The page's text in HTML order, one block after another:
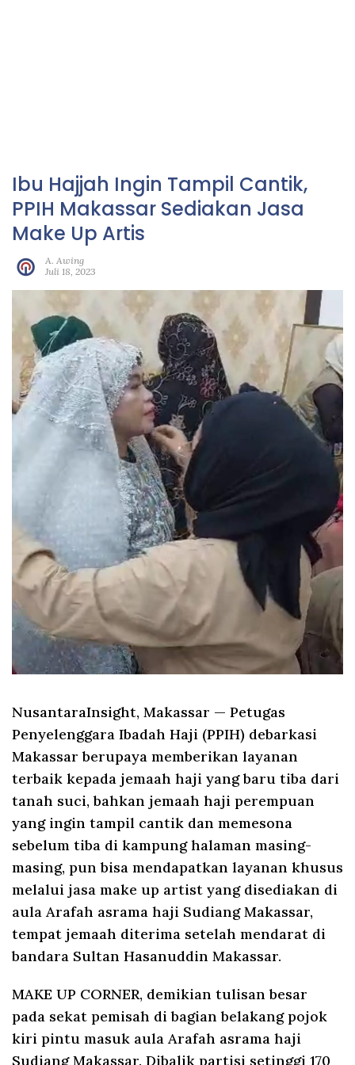
Ibu Hajjah Ingin Tampil Cantik,
PPIH Makassar Sediakan Jasa
Make Up Artis
A. Awing
Juli 18, 2023
NusantaraInsight, Makassar — Petugas
Penyelenggara Ibadah Haji (PPIH) debarkasi
Makassar berupaya memberikan layanan
terbaik kepada jemaah haji yang baru tiba dari
tanah suci, bahkan jemaah haji perempuan
yang ingin tampil cantik dan memesona
sebelum tiba di kampung halaman masing-
masing, pun bisa mendapatkan layanan khusus
melalui jasa make up artist yang disediakan di
aula Arafah asrama haji Sudiang Makassar,
tempat jemaah diterima setelah mendarat di
bandara Sultan Hasanuddin Makassar.
MAKE UP CORNER, demikian tulisan besar
pada sekat pemisah di bagian belakang pojok
kiri pintu masuk aula Arafah asrama haji
Sudiang Makassar. Dibalik partisi setinggi 170